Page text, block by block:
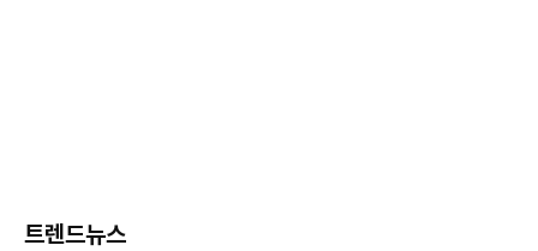
트렌드뉴스